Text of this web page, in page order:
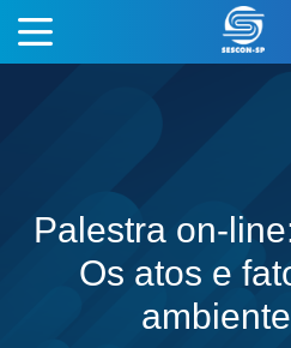
Palestra on-
Os atos e